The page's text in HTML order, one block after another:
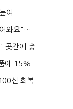
여
와요"…
곳간에 충
에 15%
선 회복